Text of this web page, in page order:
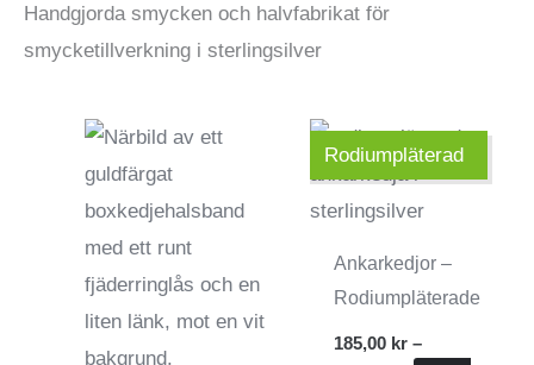
Handgjorda smycken och halvfabrikat för
smycketillverkning i sterlingsilver
Rodiumpläterad
Ankarkedjor –
Rodiumpläterade
185,00 kr –